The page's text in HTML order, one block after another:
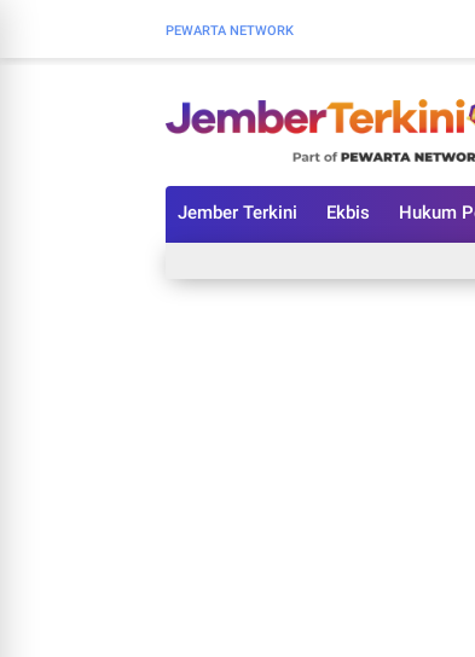
PEWARTA NETWORK
Jember Terkini Ekbis Hukum